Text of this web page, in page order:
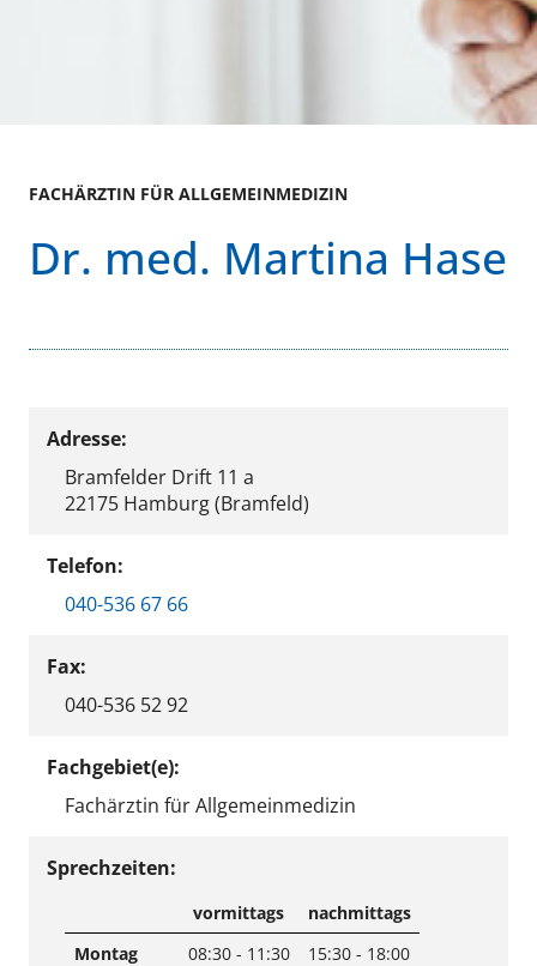
FACHÄRZTIN FÜR ALLGEMEINMEDIZIN
Dr. med. Martina Hase
Adresse:
Bramfelder Drift 11 a
22175 Hamburg (Bramfeld)
Telefon:
040-536 67 66
Fax:
040-536 52 92
Fachgebiet(e):
Fachärztin für Allgemeinmedizin
Sprechzeiten:
vormittags
nachmittags
Montag
08:30 - 11:30
15:30 - 18:00